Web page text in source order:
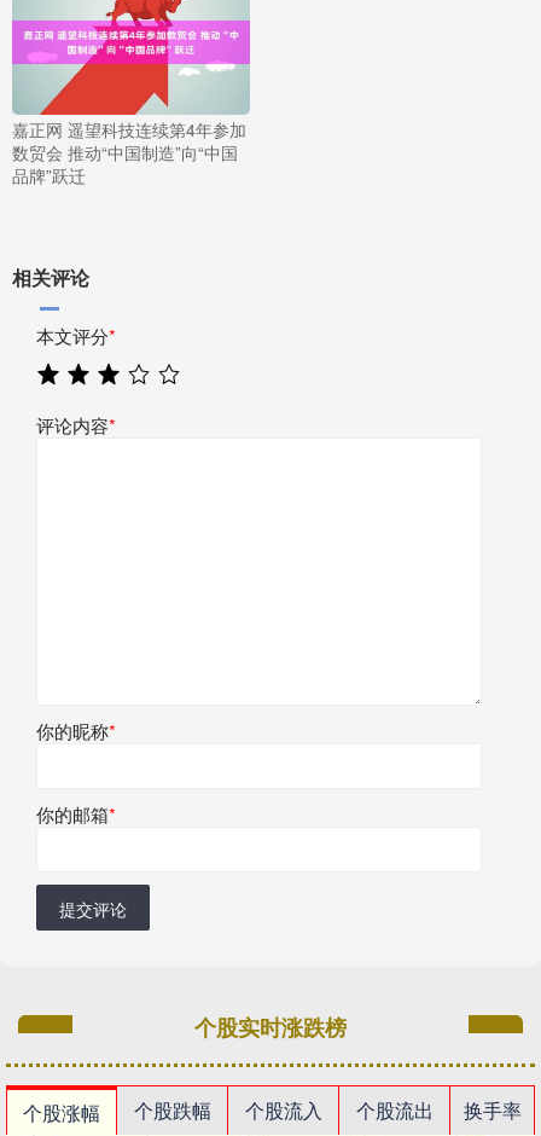
嘉正网 遥望科技连续第4年参加
数贸会 推动“中国制造”向“中国
品牌”跃迁
相关评论
本文评分*
评论内容*
你的昵称*
你的邮箱*
提交评论
个股实时涨跌榜
个股涨幅 个股跌幅 个股流入 个股流出
换手率